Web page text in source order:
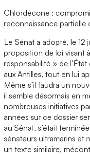
Chlordécone :
reconnaissance partielle
Le Sénat a adopté, le 12
proposition de loi visant
responsabilité » de
aux Antilles, tout en lui
Même s’il faudra un
il semble désormais en
nombreuses initiatives
années sur ce dossier
au Sénat, s’était
sénateurs ultramarins et
un texte similaire,